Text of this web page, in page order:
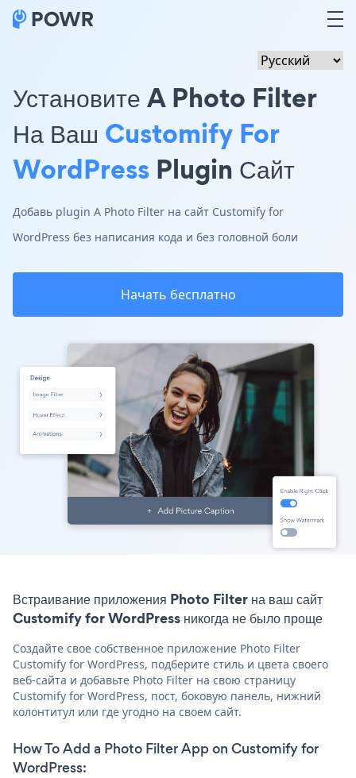
Установите A Photo Filter
На Ваш Customify For
WordPress Plugin Сайт
Добавь plugin A Photo Filter на сайт Customify for
WordPress без написания кода и без головной боли
Начать бесплатно
Встраивание приложения Photo Filter на ваш сайт
Customify for WordPress никогда не было проще
Создайте свое собственное приложение Photo Filter
Customify for WordPress, подберите стиль и цвета своего
веб-сайта и добавьте Photo Filter на свою страницу
Customify for WordPress, пост, боковую панель, нижний
колонтитул или где угодно на своем сайт.
How To Add a Photo Filter App on Customify for
WordPress: